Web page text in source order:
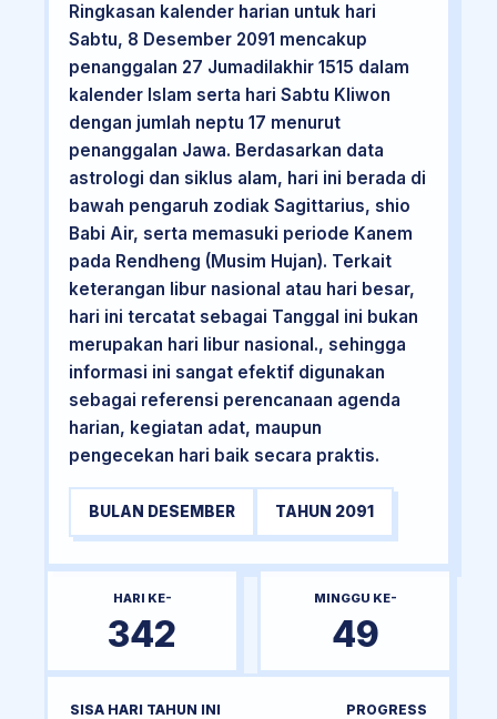
Ringkasan kalender harian untuk hari
Sabtu, 8 Desember 2091 mencakup
penanggalan 27 Jumadilakhir 1515 dalam
kalender Islam serta hari Sabtu Kliwon
dengan jumlah neptu 17 menurut
penanggalan Jawa. Berdasarkan data
astrologi dan siklus alam, hari ini berada di
bawah pengaruh zodiak Sagittarius, shio
Babi Air, serta memasuki periode Kanem
pada Rendheng (Musim Hujan). Terkait
keterangan libur nasional atau hari besar,
hari ini tercatat sebagai Tanggal ini bukan
merupakan hari libur nasional., sehingga
informasi ini sangat efektif digunakan
sebagai referensi perencanaan agenda
harian, kegiatan adat, maupun
pengecekan hari baik secara praktis.
BULAN DESEMBER TAHUN 2091
HARI KE-
342
MINGGU KE-
49
SISA HARI TAHUN INI PROGRESS